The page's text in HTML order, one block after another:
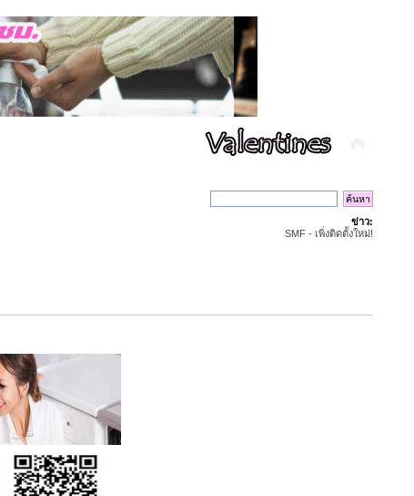
ข่าว:
SMF - เพิ่งติดตั้งใหม่!